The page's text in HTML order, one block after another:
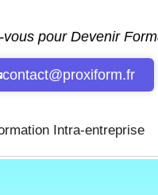
vous pour Devenir
contact@proxiform.fr
Intra-entreprise